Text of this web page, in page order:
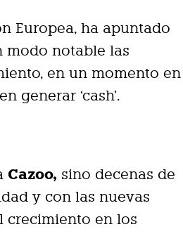
Europea, ha apuntado
modo notable las
en un momento en
generar ‘cash’.
Cazoo, sino decenas de
y con las nuevas
crecimiento en los